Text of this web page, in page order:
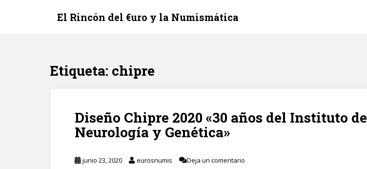
El Rincón del €uro y la Numismática
Etiqueta: chipre
Diseño Chipre 2020 «30 años del Instituto de
Neurología y Genética»
junio 23, 2020 eurosnumis Deja un comentario